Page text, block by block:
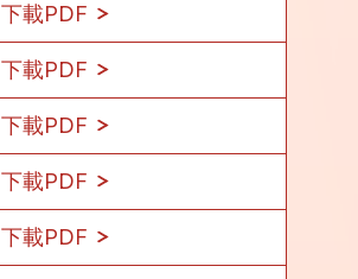
下載PDF
下載PDF
下載PDF
下載PDF
下載PDF